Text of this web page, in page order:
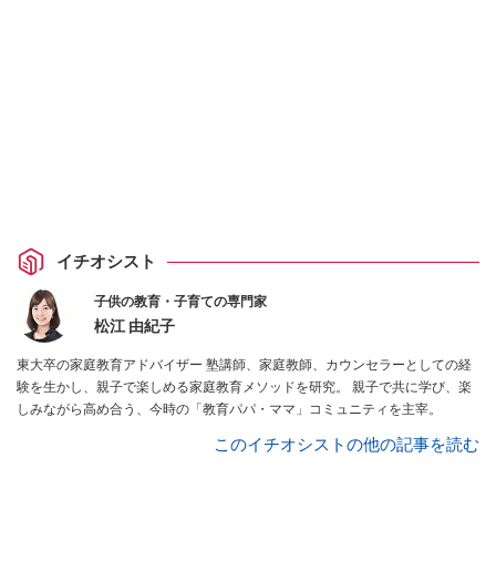
イチオシスト
子供の教育・子育ての専門家
松江 由紀子
東大卒の家庭教育アドバイザー 塾講師、家庭教師、カウンセラーとしての経
験を生かし、親子で楽しめる家庭教育メソッドを研究。 親子で共に学び、楽
しみながら高め合う、今時の「教育パパ・ママ」コミュニティを主宰。
このイチオシストの他の記事を読む